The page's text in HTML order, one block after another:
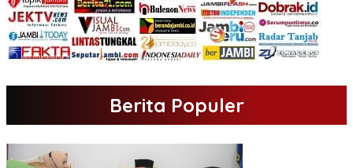
Berita Populer